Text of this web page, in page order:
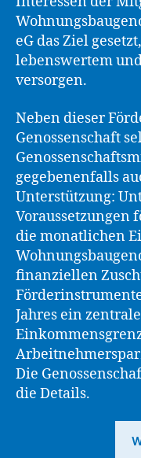
eG das Ziel
lebenswertem
versorgen.
Neben dieser
Genossenschaft
gegebenenfalls
Unterstützung:
Voraussetzungen
die monatlichen
finanziellen
Jahres ein
Die
die Details.